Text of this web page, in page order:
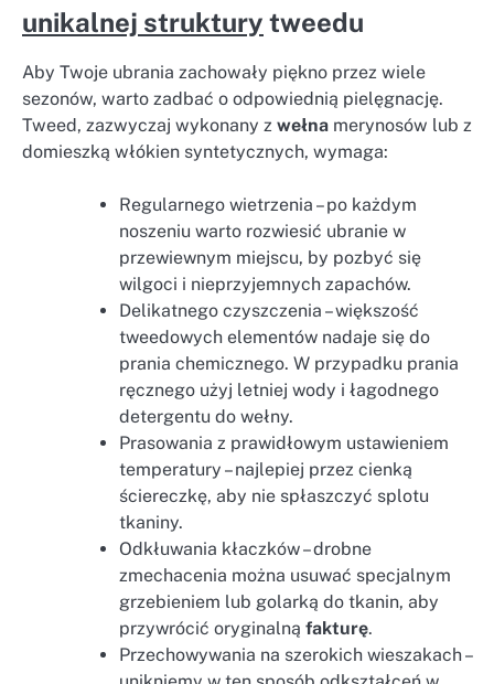
unikalnej struktury tweedu
Aby Twoje ubrania zachowały piękno przez wiele
sezonów, warto zadbać o odpowiednią pielęgnację.
Tweed, zazwyczaj wykonany z wełna merynosów lub z
domieszką włókien syntetycznych, wymaga:
Regularnego wietrzenia – po każdym
noszeniu warto rozwiesić ubranie w
przewiewnym miejscu, by pozbyć się
wilgoci i nieprzyjemnych zapachów.
Delikatnego czyszczenia – większość
tweedowych elementów nadaje się do
prania chemicznego. W przypadku prania
ręcznego użyj letniej wody i łagodnego
detergentu do wełny.
Prasowania z prawidłowym ustawieniem
temperatury – najlepiej przez cienką
ściereczkę, aby nie spłaszczyć splotu
tkaniny.
Odkłuwania kłaczków – drobne
zmechacenia można usuwać specjalnym
grzebieniem lub golarką do tkanin, aby
przywrócić oryginalną fakturę.
Przechowywania na szerokich wieszakach –